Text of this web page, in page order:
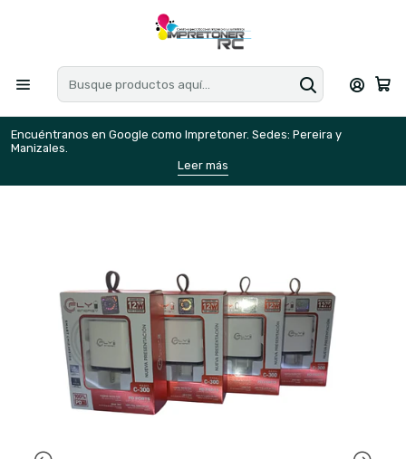
Encuéntranos en Google como Impretoner. Sedes: Pereira y
Manizales.
Leer más